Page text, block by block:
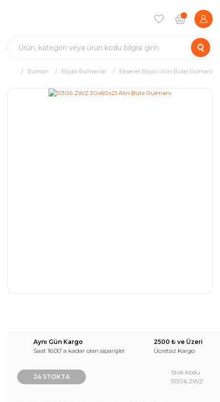
Rulman Bilyalı Rulmanlar Eksenel Bilyalı (Alın-Büte) Rulmanlar
Aynı Gün Kargo
Saat 16:00’ a kadar olan siparişler
2500 ₺ ve Üzeri
Ücretsiz Kargo
24 STOKTA
Stok Kodu
51306 ZWZ